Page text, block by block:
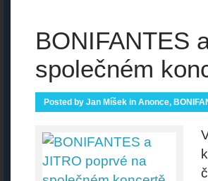
BONIFANTES
společném
Posted by Jan Míšek in Anonce,